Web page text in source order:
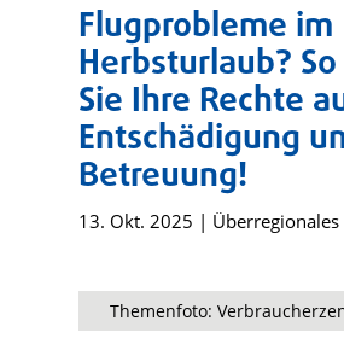
Flugprobleme im
Herbsturlaub?
Sie Ihre Rechte
Entschädigung
Betreuung!
13. Okt. 2025 | Überregionales
Themenfoto: